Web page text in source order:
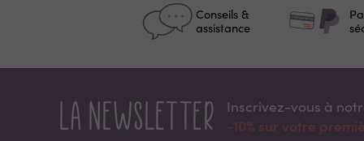
Conseils &
assistance
La newsletter
Inscrivez-vous à
-10% sur votre